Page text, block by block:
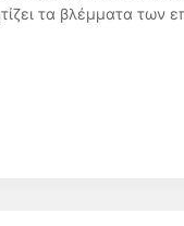
τα βλέμματα των